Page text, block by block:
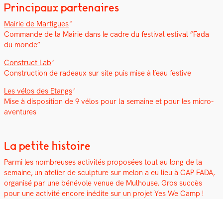
Principaux partenaires
Mairie de Mar­tigues
Com­mande de la Mairie dans le cadre du fes­ti­val esti­val “Fada
du monde”
Con­struct Lab
Con­struc­tion de radeaux sur site puis mise à l’eau fes­tive
Les vélos des Etangs
Mise à dis­po­si­tion de 9 vélos pour la semaine et pour les micro-
aven­tures
La petite histoire
Par­mi les nom­breuses activ­ités pro­posées tout au long de la
semaine, un ate­lier de sculp­ture sur mel­on a eu lieu à CAP FADA,
organ­isé par une bénév­ole venue de Mul­house. Gros suc­cès
pour une activ­ité encore inédite sur un pro­jet Yes We Camp !